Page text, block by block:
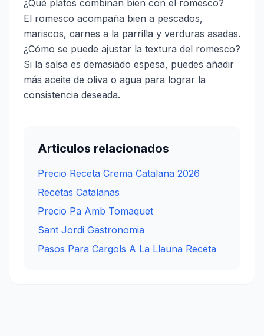
¿Qué platos combinan bien con el romesco?
El romesco acompaña bien a pescados,
mariscos, carnes a la parrilla y verduras asadas.
¿Cómo se puede ajustar la textura del romesco?
Si la salsa es demasiado espesa, puedes añadir
más aceite de oliva o agua para lograr la
consistencia deseada.
Articulos relacionados
Precio Receta Crema Catalana 2026
Recetas Catalanas
Precio Pa Amb Tomaquet
Sant Jordi Gastronomia
Pasos Para Cargols A La Llauna Receta